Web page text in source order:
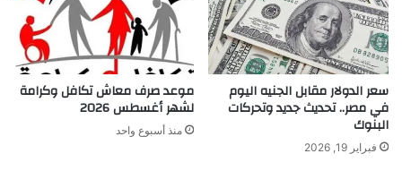
سعر الدولار مقابل الجنيه اليوم
في مصر.. تحديث جديد وتحركات
البنوك
فبراير 19, 2026
موعد صرف معاش تكافل وكرامة
لشهر أغسطس 2026
منذ أسبوع واحد